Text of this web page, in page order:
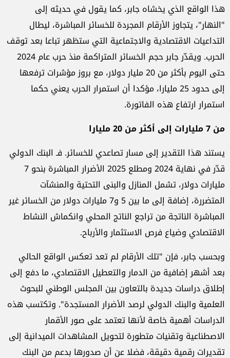
هذا الواقع الذي يخشاه جابر، كما يقول في حديثه إلى
"النهار"، يتجاوز الأرقام المجردة للخسائر المباشرة، ليطال
التداعيات الاقتصادية والاجتماعية التي ستظهر تباعا بعد توقف
الحرب. ويقدّر جابر حجم الخسائر المتراكمة منذ حرب عام 2024
حتى اليوم بأكثر من 20 مليار دولار، مع بروز مؤشرات ترفعها
إلى حدود 25 مليارا، مؤكدا أن استمرار الحرب يعني حكما
استمرار ارتفاع هذه الفاتورة.
من 7 مليارات إلى أكثر من 20 مليارا
يستند هذا التقدير إلى مسار تصاعدي للخسائر. فـ البنك الدولي
قدّر في نهاية 2024 ومطلع 2025 الأضرار المباشرة بنحو 7
مليارات دولار، تشمل المنازل والبنى التحتية والمنشآت
المتضررة، إضافة إلى ما بين 5 و7 مليارات دولار من الخسائر غير
المباشرة الناتجة من تراجع الناتج المحلي وانكماش النشاط
الاقتصادي وضياع فرص الاستثمار والأرباح.
وبحسب جابر، فإن "تلك الأرقام لم تعد تعكس الواقع الحالي
بعد أشهر إضافية من الدمار والتعطيل الاقتصادي، ما دفع إلى
إطلاق دراسات جديدة بالتعاون بين المجلس الوطني للبحوث
العلمية والبنك الدولي لرصد الأضرار المستجدة". وتكتسب هذه
الدراسات أهمية خاصة لأنها تعتمد على صور الأقمار
الاصطناعية وتقنيات متطورة لتحويل المشاهدات الميدانية إلى
تقديرات رقمية دقيقة، فضلا عن أن صدورها بدعم من البنك